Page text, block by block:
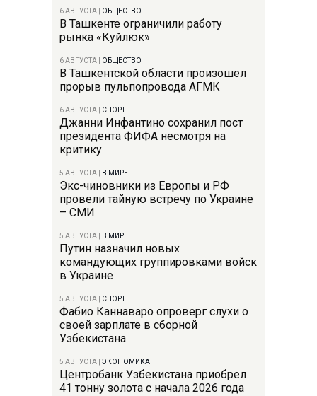
6 АВГУСТА ОБЩЕСТВО
В Ташкенте ограничили работу
рынка «Куйлюк»
6 АВГУСТА ОБЩЕСТВО
В Ташкентской области произошел
прорыв пульпопровода АГМК
6 АВГУСТА СПОРТ
Джанни Инфантино сохранил пост
президента ФИФА несмотря на
критику
5 АВГУСТА В МИРЕ
Экс-чиновники из Европы и РФ
провели тайную встречу по Украине
– СМИ
5 АВГУСТА В МИРЕ
Путин назначил новых
командующих группировками войск
в Украине
5 АВГУСТА СПОРТ
Фабио Каннаваро опроверг слухи о
своей зарплате в сборной
Узбекистана
5 АВГУСТА ЭКОНОМИКА
Центробанк Узбекистана приобрел
41 тонну золота с начала 2026 года